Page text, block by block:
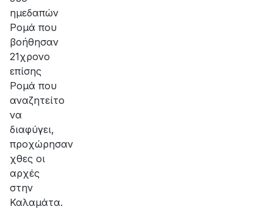
ημεδαπών
Ρομά που
βοήθησαν
21χρονο
επίσης
Ρομά που
αναζητείτο
να
διαφύγει,
προχώρησαν
χθες οι
αρχές
στην
Καλαμάτα.